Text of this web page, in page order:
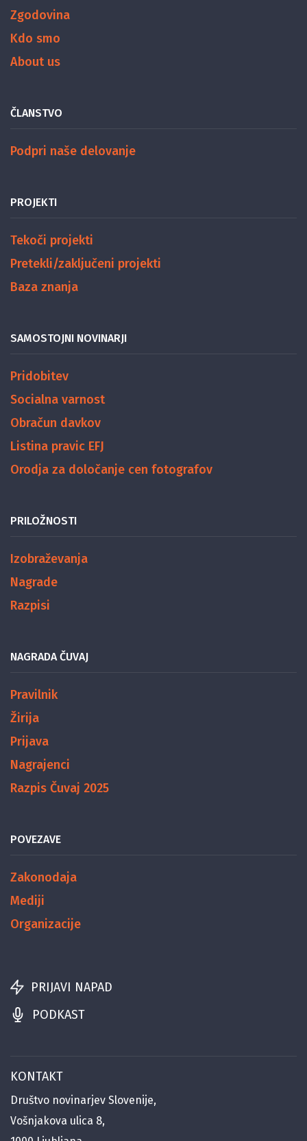
Zgodovina
Kdo smo
About us
ČLANSTVO
Podpri naše delovanje
PROJEKTI
Tekoči projekti
Pretekli/zaključeni projekti
Baza znanja
SAMOSTOJNI NOVINARJI
Pridobitev
Socialna varnost
Obračun davkov
Listina pravic EFJ
Orodja za določanje cen fotografov
PRILOŽNOSTI
Izobraževanja
Nagrade
Razpisi
NAGRADA ČUVAJ
Pravilnik
Žirija
Prijava
Nagrajenci
Razpis Čuvaj 2025
POVEZAVE
Zakonodaja
Mediji
Organizacije
PRIJAVI NAPAD
PODKAST
KONTAKT
Društvo novinarjev Slovenije,
Vošnjakova ulica 8,